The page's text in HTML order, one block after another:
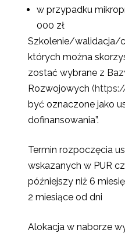
w przypadku
000 zł
Szkolenie/walidacja/
których można
zostać wybrane z
Rozwojowych
być oznaczone jako
dofinansowania”.
Termin rozpoczęcia
wskazanych w PUR
późniejszy niż 6
2 miesiące od dni
Alokacja w naborze